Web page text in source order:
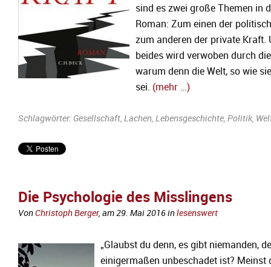
sind es zwei große Themen in
Roman: Zum einen der
zum anderen der private Kraft.
beides wird verwoben durch
warum denn die Welt, so wie
sei. (mehr …)
Schlagwörter: Gesellschaft, Lachen, Lebensgeschichte, Politik,
Die Psychologie des Misslingens
VonChristoph Berger, am29. Mai 2016inlesenswert
„Glaubst du denn, es gibt niemanden,
einigermaßen unbeschadet ist? Meinst